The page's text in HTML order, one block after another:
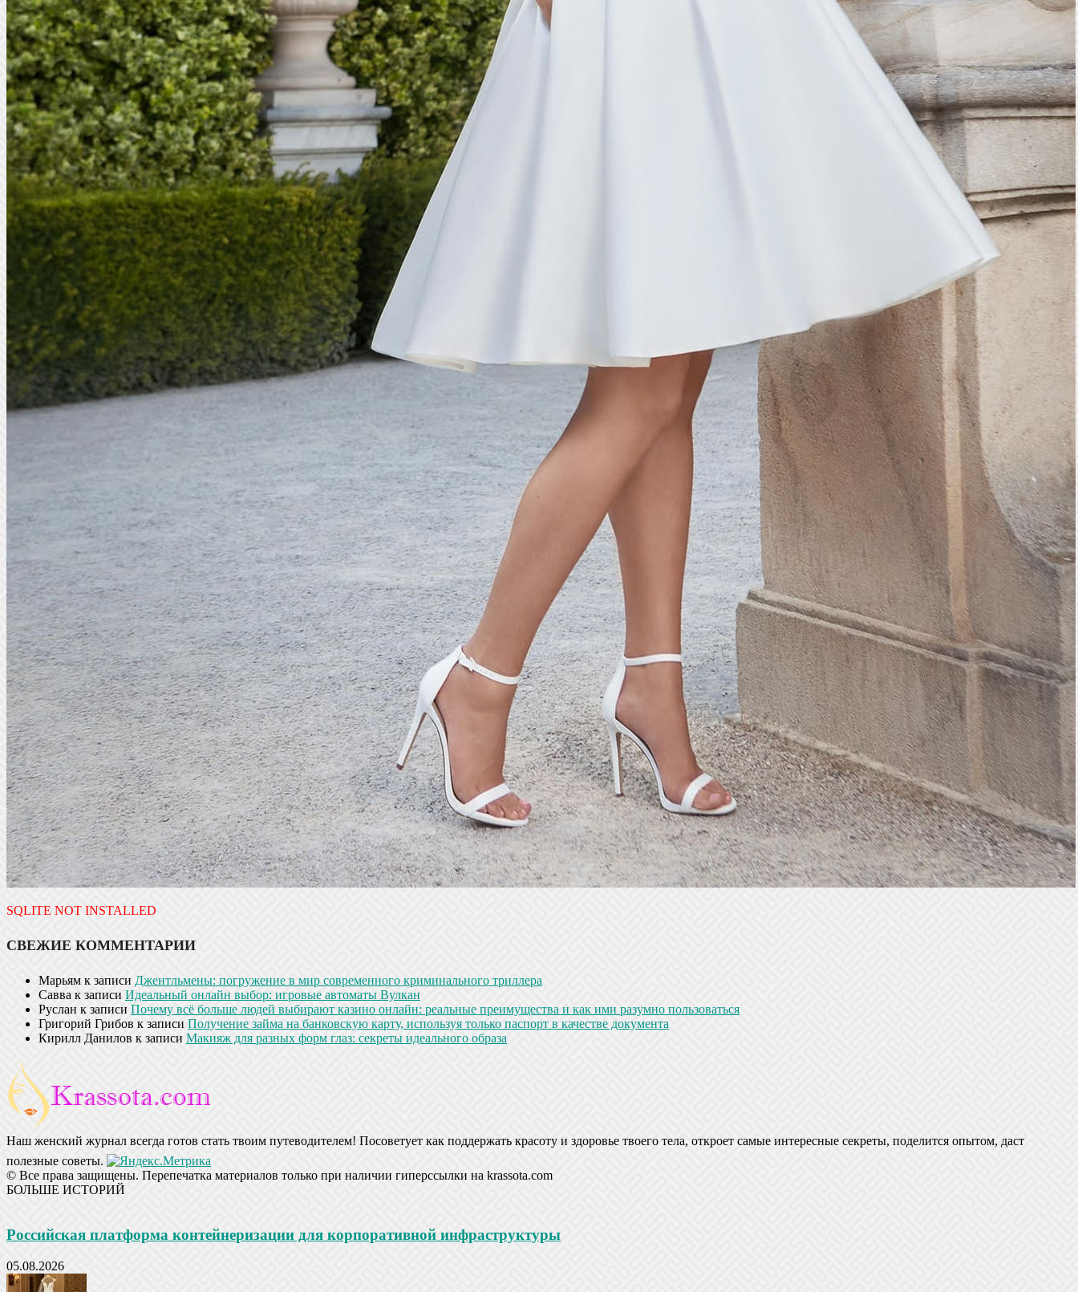
SQLITE NOT INSTALLED
СВЕЖИЕ КОММЕНТАРИИ
Марьям к записи Джентльмены: погружение в мир современного криминального триллера
Савва к записи Идеальный онлайн выбор: игровые автоматы Вулкан
Руслан к записи Почему всё больше людей выбирают казино онлайн: реальные преимущества и как ими разумно пользоваться
Григорий Грибов к записи Получение займа на банковскую карту, используя только паспорт в качестве документа
Кирилл Данилов к записи Макияж для разных форм глаз: секреты идеального образа
Наш женский журнал всегда готов стать твоим путеводителем! Посоветует как поддержать красоту и здоровье твоего тела, откроет самые интересные секреты, поделится опытом, даст
полезные советы.
© Все права защищены. Перепечатка материалов только при наличии гиперссылки на krassota.com
БОЛЬШЕ ИСТОРИЙ
Российская платформа контейнеризации для корпоративной инфраструктуры
05.08.2026